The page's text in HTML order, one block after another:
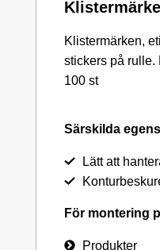
Klistermärken,
stickers på rulle.
100 st
Särskilda
Lätt att
För montering
Produkter